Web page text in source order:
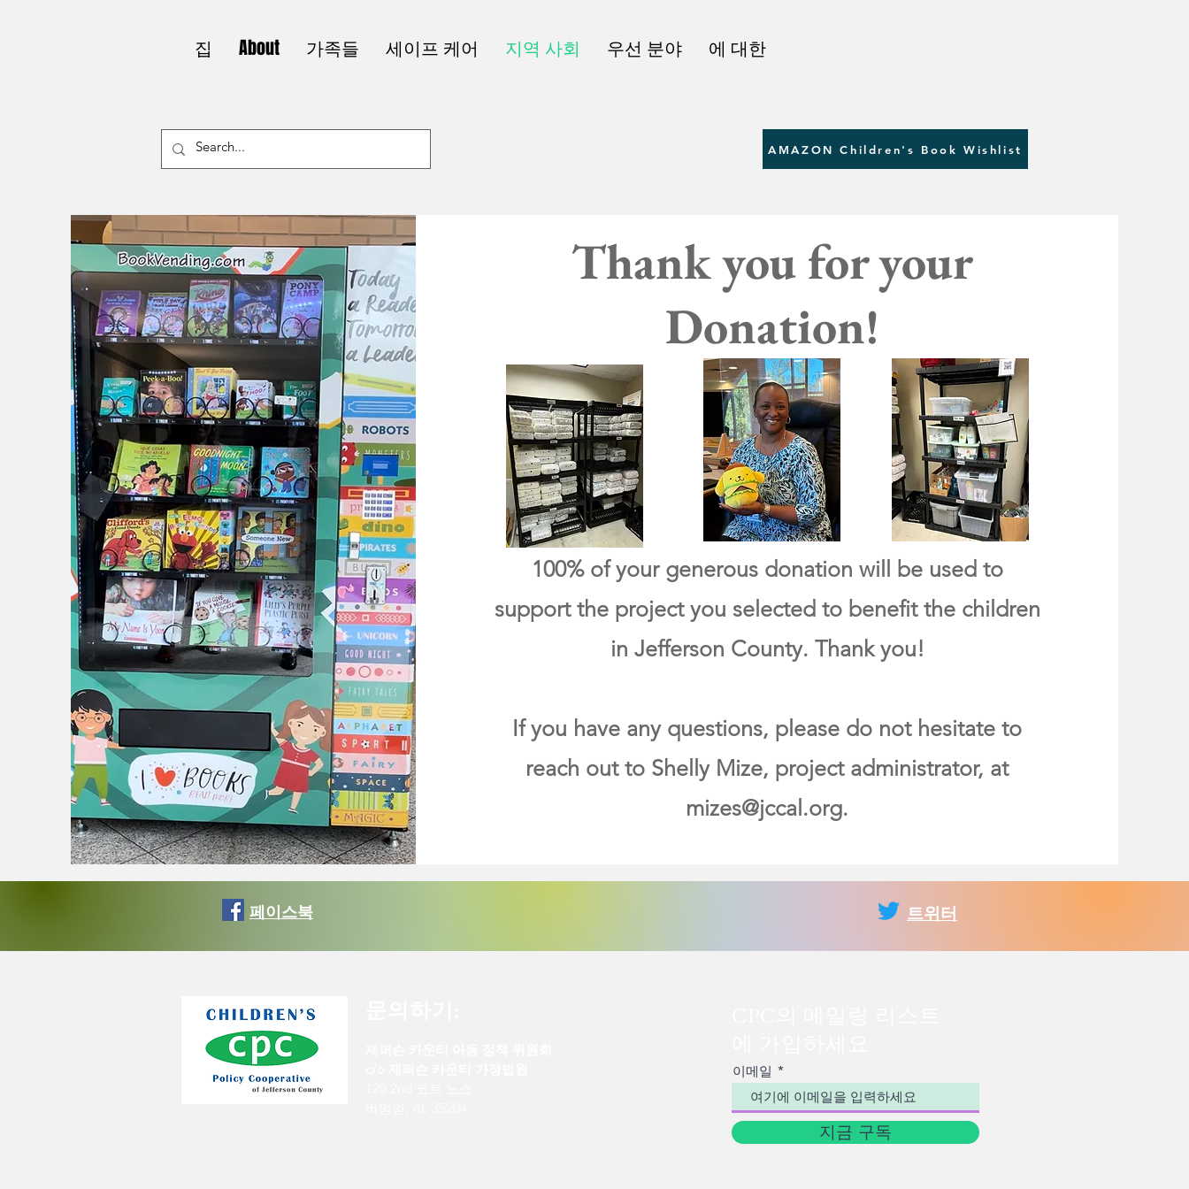
집 About 가족들 세이프 케어 지역 사회 우선 분야 에 대한
AMAZON Children's Book Wishlist
Thank you for your
Donation!
100% of your generous donation will be used to
support the project you selected to benefit the children
in Jefferson County. Thank you!
If you have any questions, please do not hesitate to
reach out to Shelly Mize, project administrator, at
mizes@jccal.org.
페이스북 트위터
이메일
지금 구독